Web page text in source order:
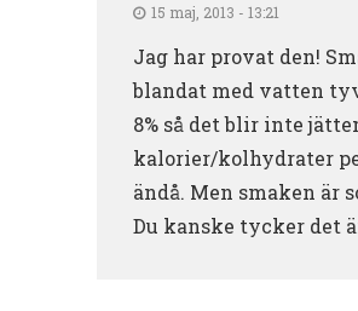
15 maj, 2013 - 13:21
Jag har provat den!
blandat med vatten
8% så det blir inte
kalorier/kolhydrater
ändå. Men smaken är
Du kanske tycker det